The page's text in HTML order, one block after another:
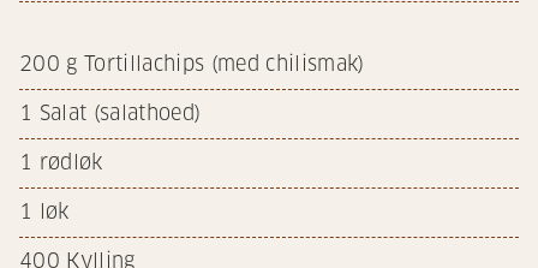
200 g Tortillachips (med chilismak)
1 Salat (salathoed)
1 rødløk
1
løk
400 Kylling